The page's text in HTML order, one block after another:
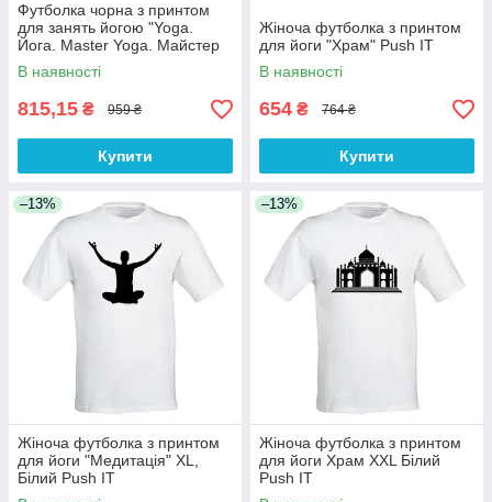
Футболка чорна з принтом
для занять йогою "Yoga.
Йога. Master Yoga. Майстер
йоги" Push IT
В наявності
815,15 ₴ 959 ₴
Купити
Жіноча футболка з принтом
для йоги "Храм" Push IT
В наявності
654 ₴ 764 ₴
Купити
–13%
Жіноча футболка з принтом
для йоги "Медитація" XL,
Білий Push IT
–13%
Жіноча футболка з принтом
для йоги Храм XXL Білий
Push IT